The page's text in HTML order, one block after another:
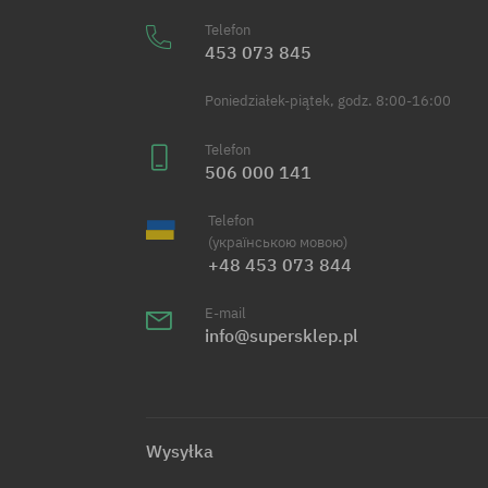
Telefon
453 073 845
Poniedziałek-piątek, godz. 8:00-16:00
Telefon
506 000 141
Telefon
(українською мовою)
+48 453 073 844
E-mail
info@supersklep.pl
Wysyłka